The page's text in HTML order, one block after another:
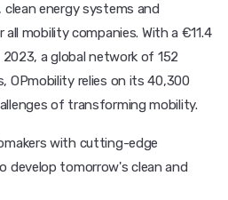
energy systems and
mobility companies. With a €11.4
a global network of 152
OPmobility relies on its 40,300
of transforming mobility.
with cutting-edge
develop tomorrow's clean and